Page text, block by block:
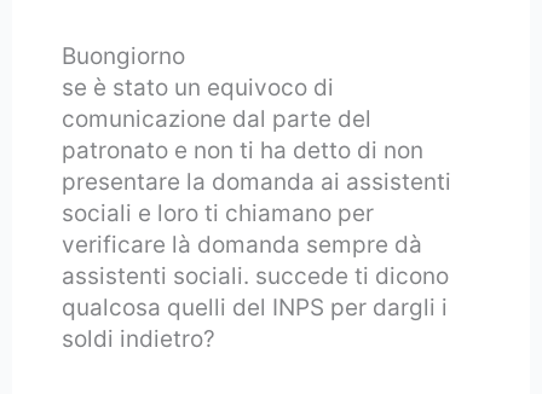
Buongiorno
se è stato un equivoco di
comunicazione dal parte del
patronato e non ti ha detto di non
presentare la domanda ai assistenti
sociali e loro ti chiamano per
verificare là domanda sempre dà
assistenti sociali. succede ti dicono
qualcosa quelli del INPS per dargli i
soldi indietro?